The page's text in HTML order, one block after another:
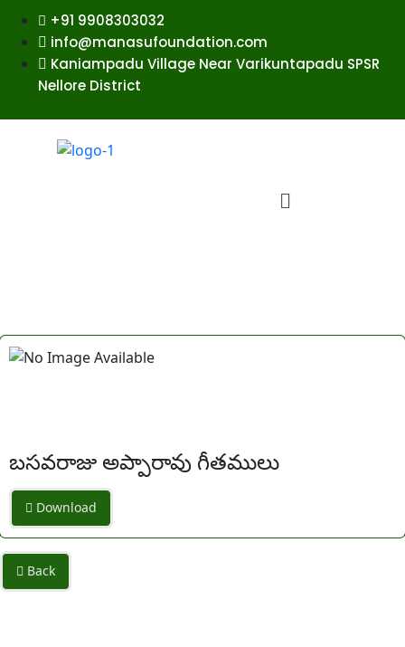
+91 9908303032
info@manasufoundation.com
Kaniampadu Village Near Varikuntapadu SPSR
Nellore District
బసవరాజు అప్పారావు గీతములు
Download
Back